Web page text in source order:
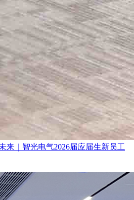
来｜智光电气2026届应届生新员工